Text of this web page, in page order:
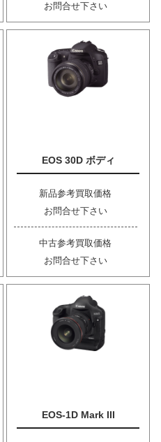
お問合せ下さい
EOS 30D ボディ
新品参考買取価格
お問合せ下さい
中古参考買取価格
お問合せ下さい
EOS-1D Mark III